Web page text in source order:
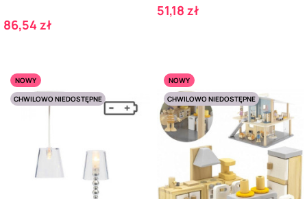
Cena
86,54 zł
Cena
51,18 zł
NOWY
CHWILOWO NIEDOSTĘPNE
NOWY
CHWILOWO NIEDOSTĘPNE